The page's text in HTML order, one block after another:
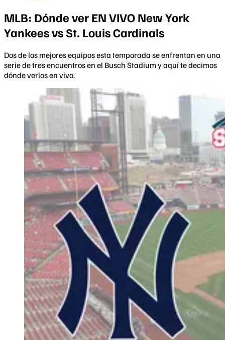
MLB: Dónde ver EN VIVO New York
Yankees vs St. Louis Cardinals
Dos de los mejores equipos esta temporada se enfrentan en una
serie de tres encuentros en el Busch Stadium y aquí te decimos
dónde verlos en vivo.